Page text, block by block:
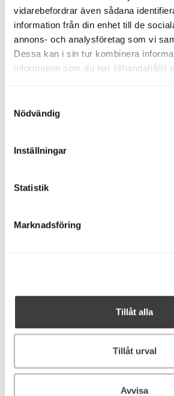
vidarebefordrar även sådana
information från din enhet till de
annons- och analysföretag som vi
Dessa kan i sin tur kombinera
information som du har tillhandahållit
Nödvändig
Inställningar
Statistik
Marknadsföring
Tillåt alla
Tillåt urval
Avvisa
modellerna har lägre effekt, lägre
lägre pris.
Undvik dyra misstag vid köp
Vad
drömmer